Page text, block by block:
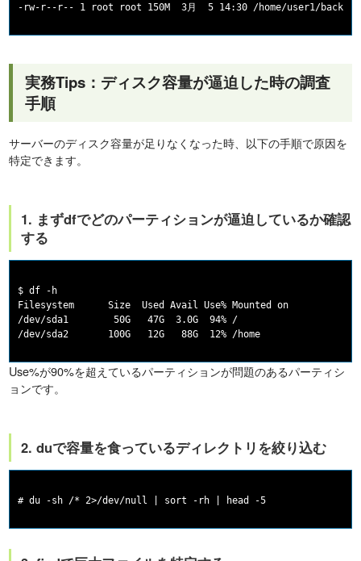
実務Tips：ディスク容量が逼迫した時の調査
手順
サーバーのディスク容量が足りなくなった時、以下の手順で原因を
特定できます。
1. まずdfでどのパーティションが逼迫しているか確認
する
$ df -h
Filesystem      Size  Used Avail Use% Mounted on
/dev/sda1        50G   47G  3.0G  94% /
Use%が90%を超えているパーティションが問題のあるパーティシ
ョンです。
2. duで容量を食っているディレクトリを絞り込む